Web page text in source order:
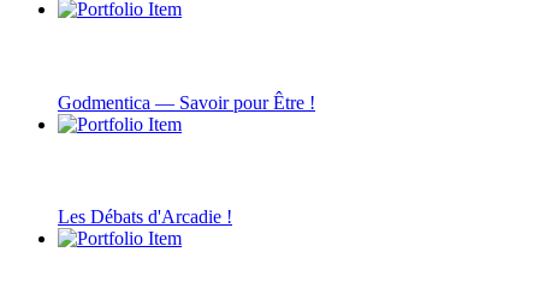
Godmentica — Savoir pour Être !
Les Débats d'Arcadie !